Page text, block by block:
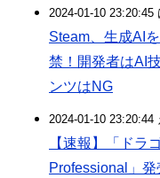
2024-01-10 23:20:45
Steam、生成AI
禁！開発者はAI
ンツはNG
2024-01-10 23:20:44
【速報】「ドラ
Professional」